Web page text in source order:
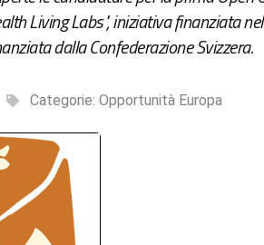
Living Labs", iniziativa finanziata
dalla Confederazione Svizzera.
Categorie: Opportunità Europa